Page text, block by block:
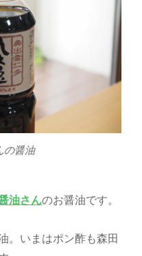
の醤油
油さんのお醤油です。
。いまはポン酢も森田